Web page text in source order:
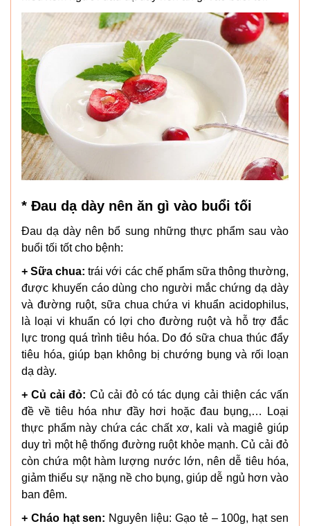
* Đau dạ dày nên ăn gì vào buổi tối
Đau dạ dày nên bổ sung những thực phẩm sau vào
buổi tối tốt cho bệnh:
+ Sữa chua: trái với các chế phẩm sữa thông thường,
được khuyến cáo dùng cho người mắc chứng dạ dày
và đường ruột, sữa chua chứa vi khuẩn acidophilus,
là loại vi khuẩn có lợi cho đường ruột và hỗ trợ đắc
lực trong quá trình tiêu hóa. Do đó sữa chua thúc đẩy
tiêu hóa, giúp bạn không bị chướng bụng và rối loạn
dạ dày.
+ Củ cải đỏ: Củ cải đỏ có tác dụng cải thiện các vấn
đề về tiêu hóa như đầy hơi hoặc đau bụng,… Loại
thực phẩm này chứa các chất xơ, kali và magiê giúp
duy trì một hệ thống đường ruột khỏe mạnh. Củ cải đỏ
còn chứa một hàm lượng nước lớn, nên dễ tiêu hóa,
giảm thiểu sự nặng nề cho bụng, giúp dễ ngủ hơn vào
ban đêm.
+ Cháo hạt sen: Nguyên liệu: Gạo tẻ – 100g, hạt sen